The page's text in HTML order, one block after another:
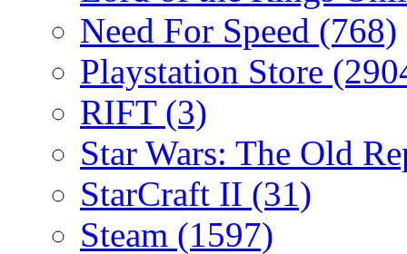
Need For Speed (768)
Playstation Store
RIFT (3)
Star Wars: The Old
StarCraft II (31)
Steam (1597)